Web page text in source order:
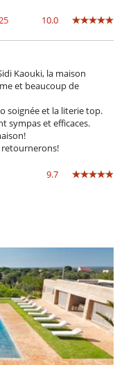
10.0
Kaouki, la maison
et beaucoup de
soignée et la literie top.
sympas et efficaces.
retournerons!
9.7